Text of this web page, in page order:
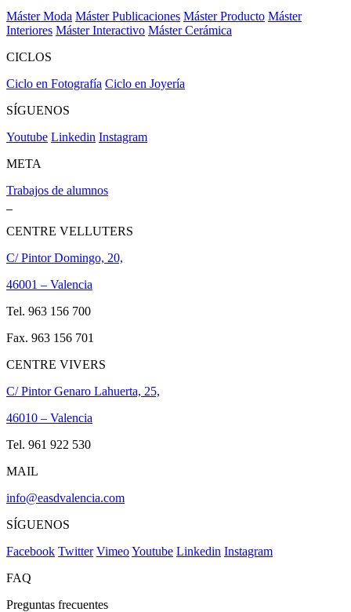
Máster Moda Máster Publicaciones Máster Producto Máster
Interiores Máster Interactivo Máster Cerámica
CICLOS
Ciclo en Fotografía Ciclo en Joyería
SÍGUENOS
Youtube Linkedin Instagram
META
Trabajos de alumnos
CENTRE VELLUTERS
C/ Pintor Domingo, 20,
46001 – Valencia
Tel. 963 156 700
Fax. 963 156 701
CENTRE VIVERS
C/ Pintor Genaro Lahuerta, 25,
46010 – Valencia
Tel. 961 922 530
MAIL
info@easdvalencia.com
SÍGUENOS
Facebook Twitter VimeoYoutube Linkedin Instagram
FAQ
Preguntas frecuentes